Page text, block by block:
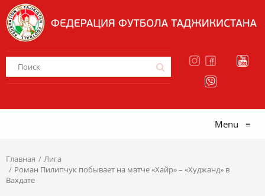
Menu ≡
Главная
Лига
Роман Пилипчук побывает на матче «Хайр» – «Худжанд» в
Вахдате